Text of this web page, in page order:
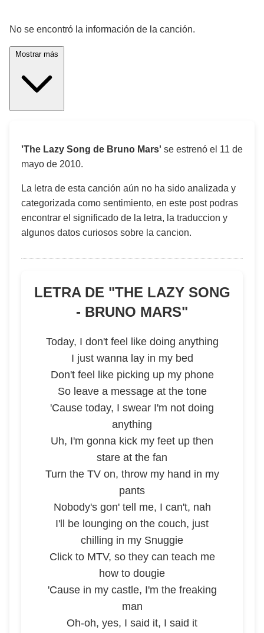
No se encontró la información de la canción.
'The Lazy Song de Bruno Mars' se estrenó el 11 de
mayo de 2010.
La letra de esta canción aún no ha sido analizada y
categorizada como sentimiento, en este post podras
encontrar el significado de la letra, la traduccion y
algunos datos curiosos sobre la cancion.
LETRA DE "THE LAZY SONG
- BRUNO MARS"
Today, I don't feel like doing anything
I just wanna lay in my bed
Don't feel like picking up my phone
So leave a message at the tone
'Cause today, I swear I'm not doing
anything
Uh, I'm gonna kick my feet up then
stare at the fan
Turn the TV on, throw my hand in my
pants
Nobody's gon' tell me, I can't, nah
I'll be lounging on the couch, just
chilling in my Snuggie
Click to MTV, so they can teach me
how to dougie
'Cause in my castle, I'm the freaking
man
Oh-oh, yes, I said it, I said it